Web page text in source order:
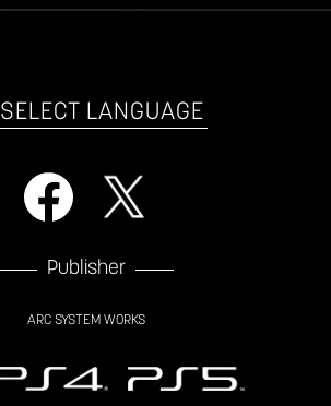
SELECT LANGUAGE
Publisher
ARC SYSTEM WORKS